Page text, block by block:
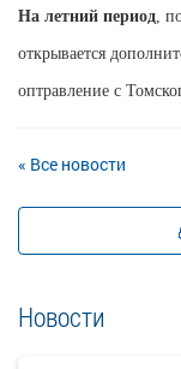
На летний период,
открывается
оптравление с
« Все новости
Новости